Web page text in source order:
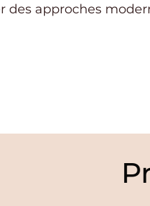
des approches